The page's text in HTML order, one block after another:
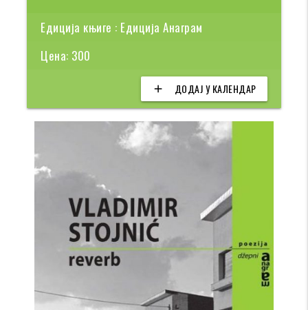
Едиција књиге : Едиција Анаграм
Цена: 300
add ДОДАЈ У КАЛЕНДАР